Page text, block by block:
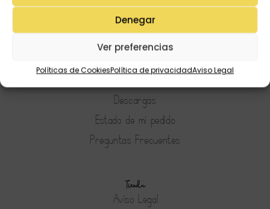
Denegar
Ver preferencias
Políticas de CookiesPolítica de privacidadAviso Legal
Mi Cuenta
Mi Perfil
Descargas
Estado de mi pedido
Preguntas Frecuentes
Tienda
Aviso Legal